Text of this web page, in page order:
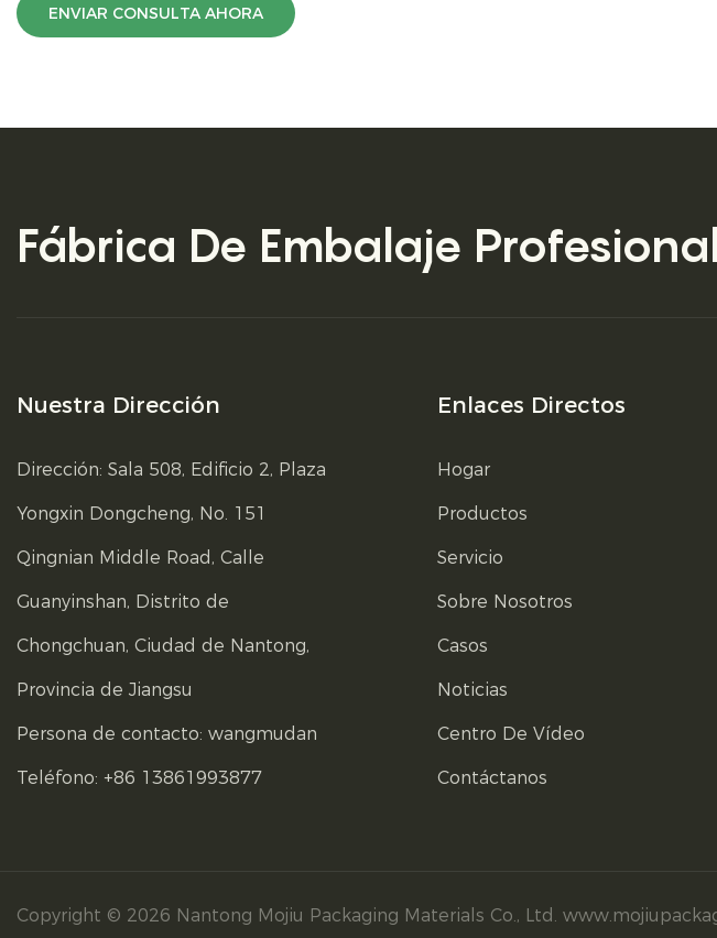
ENVIAR CONSULTA AHORA
Fábrica De Embalaje
Nuestra Dirección
Dirección: Sala 508, Edificio 2, Plaza
Yongxin Dongcheng, No. 151
Qingnian Middle Road, Calle
Guanyinshan, Distrito de
Chongchuan, Ciudad de Nantong,
Provincia de Jiangsu
Persona de contacto: wangmudan
Teléfono: +86 13861993877
Enlaces Directos
Hogar
Productos
Servicio
Sobre Nosotros
Casos
Noticias
Centro De Vídeo
Contáctanos
Copyright © 2026 Nantong Mojiu Packaging Materials Co., Ltd.